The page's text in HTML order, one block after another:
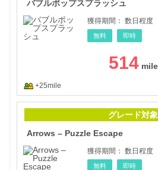
バブルポップスプラッシュ
獲得期間： 数日程度
無料 即時
514
+25mile
グレード対象
Arrows – Puzzle Escape
獲得期間： 数日程度
無料 即時